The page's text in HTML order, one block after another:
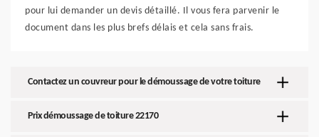
pour lui demander un devis détaillé. Il vous fera parvenir le
document dans les plus brefs délais et cela sans frais.
Contactez un couvreur pour le démoussage de votre toiture
Prix démoussage de toiture 22170